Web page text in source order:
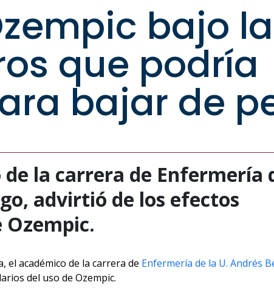
bajo la
que podría
bajar de
la carrera de Enfermería
advirtió de los efectos
Ozempic.
el académico de la carrera de Enfermería de la U. Andrés
del uso de Ozempic.